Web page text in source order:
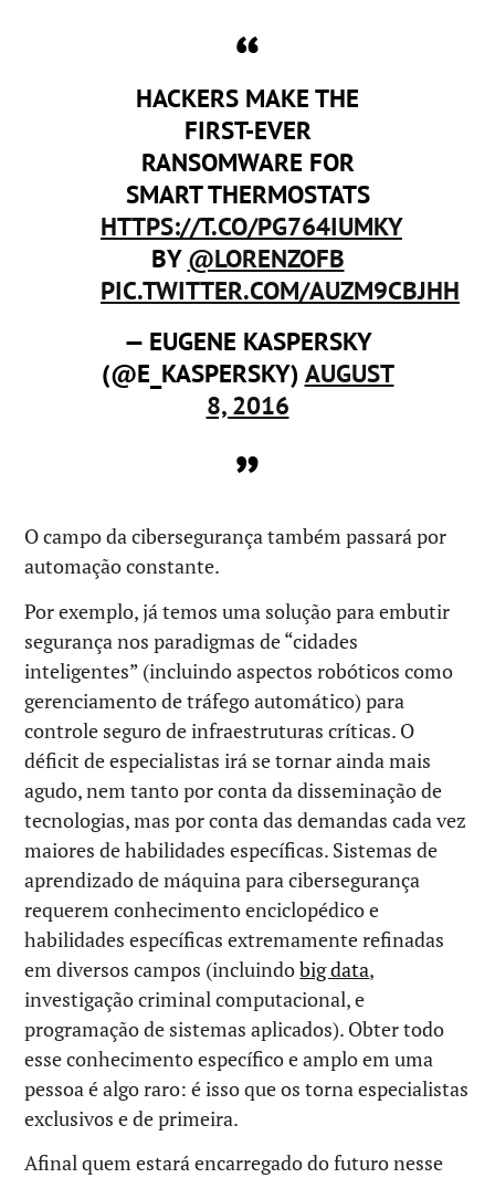
HACKERS MAKE THE
FIRST-EVER
RANSOMWARE FOR
SMART THERMOSTATS
HTTPS://T.CO/PG764IUMKY
BY @LORENZOFB
PIC.TWITTER.COM/AUZM9CBJHH
— EUGENE KASPERSKY
(@E_KASPERSKY) AUGUST
8, 2016
O campo da cibersegurança também passará por
automação constante.
Por exemplo, já temos uma solução para embutir
segurança nos paradigmas de “cidades
inteligentes” (incluindo aspectos robóticos como
gerenciamento de tráfego automático) para
controle seguro de infraestruturas críticas. O
déficit de especialistas irá se tornar ainda mais
agudo, nem tanto por conta da disseminação de
tecnologias, mas por conta das demandas cada vez
maiores de habilidades específicas. Sistemas de
aprendizado de máquina para cibersegurança
requerem conhecimento enciclopédico e
habilidades específicas extremamente refinadas
em diversos campos (incluindobig data,
investigação criminal computacional, e
programação de sistemas aplicados). Obter todo
esse conhecimento específico e amplo em uma
pessoa é algo raro: é isso que os torna especialistas
exclusivos e de primeira.
Afinal quem estará encarregado do futuro nesse